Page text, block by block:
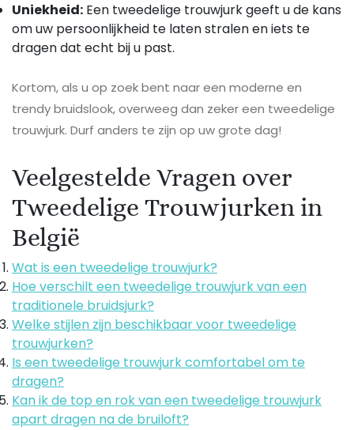
Uniekheid: Een tweedelige trouwjurk geeft u de kans
om uw persoonlijkheid te laten stralen en iets te
dragen dat echt bij u past.
Kortom, als u op zoek bent naar een moderne en
trendy bruidslook, overweeg dan zeker een tweedelige
trouwjurk. Durf anders te zijn op uw grote dag!
Veelgestelde Vragen over
Tweedelige Trouwjurken in
België
Wat is een tweedelige trouwjurk?
Hoe verschilt een tweedelige trouwjurk van een
traditionele bruidsjurk?
Welke stijlen zijn beschikbaar voor tweedelige
trouwjurken?
Is een tweedelige trouwjurk comfortabel om te
dragen?
Kan ik de top en rok van een tweedelige trouwjurk
apart dragen na de bruiloft?